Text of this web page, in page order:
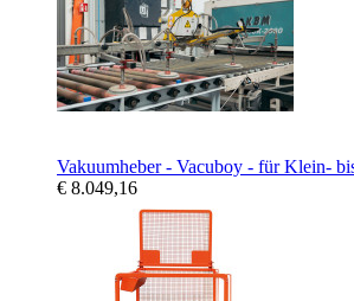
Vakuumheber - Vacuboy - für Klein-
€ 8.049,16